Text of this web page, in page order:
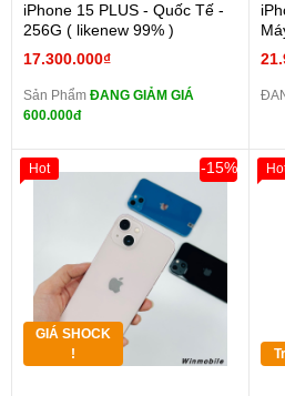
iPhone 15 PLUS - Quốc Tế -
256G ( likenew 99% )
17.300.000₫
Sản Phẩm ĐANG GIẢM GIÁ
600.000đ
GIÁ SHOCK
!
-15%
Hot